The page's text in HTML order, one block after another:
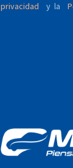
privacidad
y la